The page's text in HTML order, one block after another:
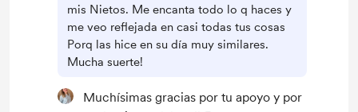
mis Nietos. Me encanta todo lo q haces y
me veo reflejada en casi todas tus cosas
Porq las hice en su día muy similares.
Mucha suerte!
Muchísimas gracias por tu apoyo y por